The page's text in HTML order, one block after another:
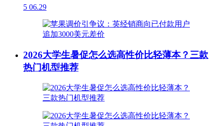
5 06.29
2026大学生暑促怎么选高性价比轻薄本？三款
热门机型推荐